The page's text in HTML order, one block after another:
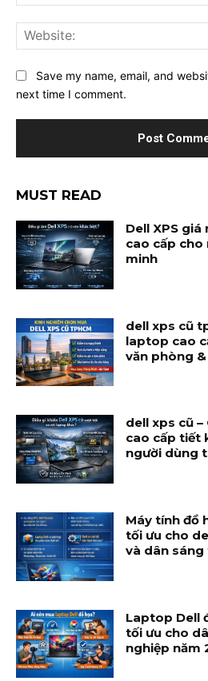
Save my name, email, and
next time I comment.
MUST READ
Dell XPS
cao cấp
minh
dell xps cũ
laptop cao
văn phòng
dell xps cũ
cao cấp tiết
người dùng
Máy tính đồ
tối ưu cho
và dân
Laptop Dell
tối ưu cho
nghiệp năm